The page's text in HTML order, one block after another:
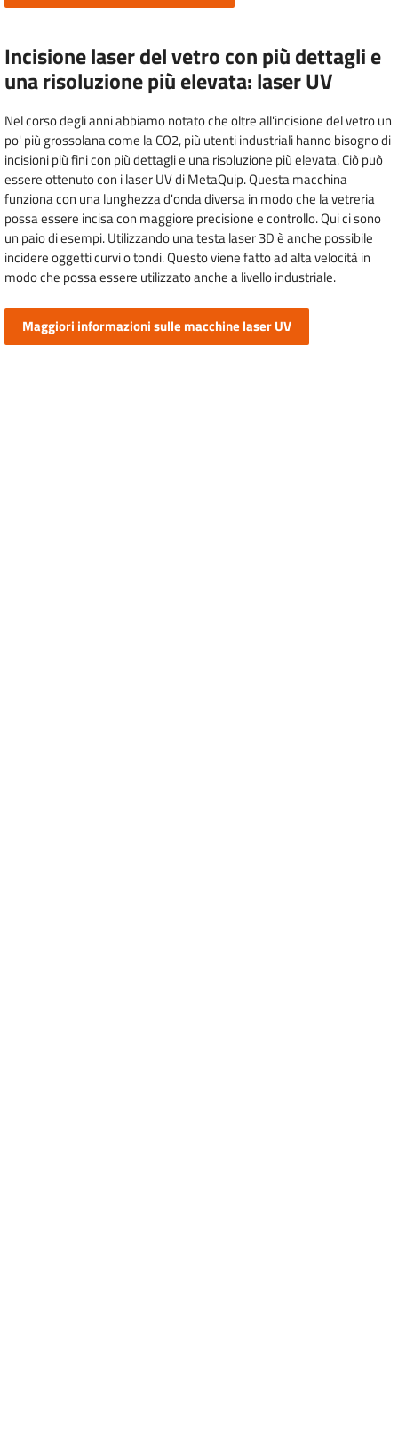
Incisione laser del vetro con più dettagli e
una risoluzione più elevata: laser UV
Nel corso degli anni abbiamo notato che oltre all'incisione del vetro un
po' più grossolana come la CO2, più utenti industriali hanno bisogno di
incisioni più fini con più dettagli e una risoluzione più elevata. Ciò può
essere ottenuto con i laser UV di MetaQuip. Questa macchina
funziona con una lunghezza d'onda diversa in modo che la vetreria
possa essere incisa con maggiore precisione e controllo. Qui ci sono
un paio di esempi. Utilizzando una testa laser 3D è anche possibile
incidere oggetti curvi o tondi. Questo viene fatto ad alta velocità in
modo che possa essere utilizzato anche a livello industriale.
Maggiori informazioni sulle macchine laser UV